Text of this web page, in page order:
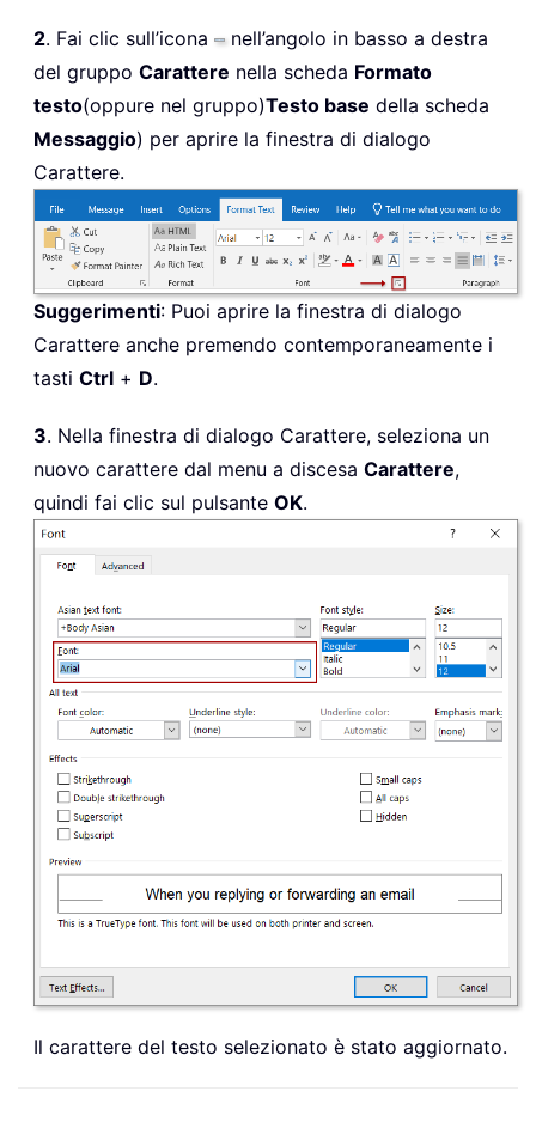
2. Fai clic sull’icona
nell’angolo in basso a destra
del gruppo Carattere nella scheda Formato
testo(oppure nel gruppo)Testo base della scheda
Messaggio) per aprire la finestra di dialogo
Carattere.
Suggerimenti: Puoi aprire la finestra di dialogo
Carattere anche premendo contemporaneamente i
tasti Ctrl + D.
3. Nella finestra di dialogo Carattere, seleziona un
nuovo carattere dal menu a discesa Carattere,
quindi fai clic sul pulsante OK.
Il carattere del testo selezionato è stato aggiornato.